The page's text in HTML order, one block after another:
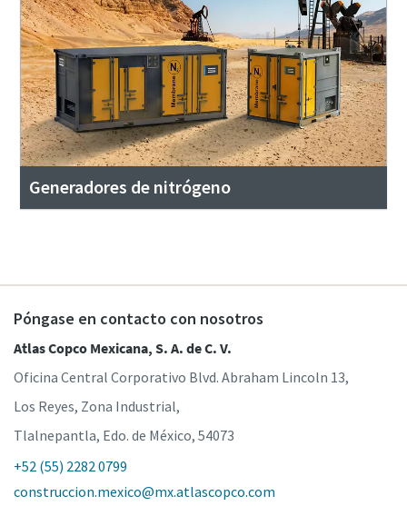
Generadores de nitrógeno
Póngase en contacto con nosotros
Atlas Copco Mexicana, S. A. de C. V.
Oficina Central Corporativo Blvd. Abraham Lincoln 13,
Los Reyes, Zona Industrial,
Tlalnepantla, Edo. de México, 54073
+52 (55) 2282 0799
construccion.mexico@mx.atlascopco.com